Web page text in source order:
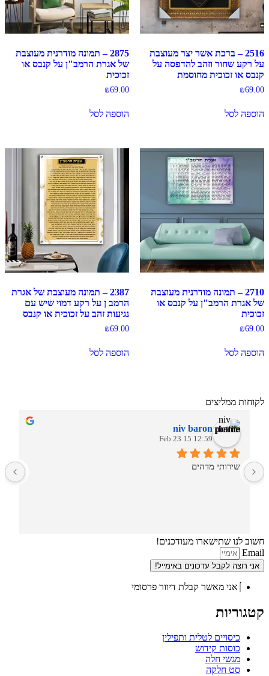
2516 – ברכת אשר יצר מעוצבת
על רקע שחור וזהב להדפסה על
קנבס או זכוכית מחוסמת
₪69.00
הוספה לסל
2875 – תמונה מודרנית מעוצבת
של אגרת הרמב"ן על קנבס או
זכוכית
₪69.00
הוספה לסל
2710 – תמונה מודרנית מעוצבת
של אגרת הרמב"ן על קנבס או
זכוכית
₪69.00
הוספה לסל
2387 – תמונה מעוצבת של אגרת
הרמב ן על רקע דמוי שיש עם
נגיעות זהב על זכוכית או קנבס
₪69.00
הוספה לסל
לקוחות ממליצים
niv baron
12:59 15 Feb 23
שירותי מדהים
חשוב לנו שתישארו מעודכנים!
Email
אני רוצה לקבל עדכונים באימייל!
אני מאשר קבלת דיוור פרסומי
קטגוריות
כיסויים לטלית ותפילין
כוסות קידוש
מגשי חלה
סט חלקה